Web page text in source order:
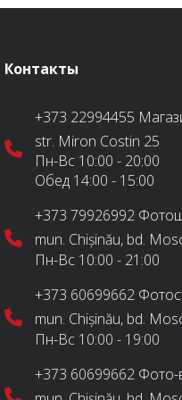
Контакты
+373 22994455
str. Miron Costin 25
Пн-Вс 10:00 - 20:00
Обед 14:00 - 15:00
+373 79926992
mun. Chișinău, bd.
Пн-Вс 10:00 - 21:00
+373 60699662
mun. Chișinău, bd.
Пн-Вс 10:00 - 19:00
+373 60699662 Фото-